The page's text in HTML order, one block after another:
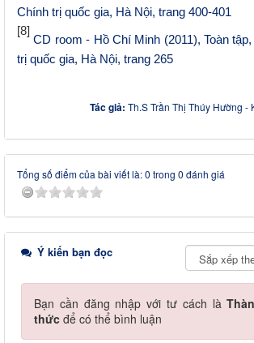
Chính trị quốc gia, Hà Nội, trang 400-401
[8]
CD room - HồChí Minh (2011), Toàn tậ
trị quốc gia, Hà Nội, trang 265
Tác giả: Th.S Trần Thị Thúy Hường
Tổng số điểm của bài viết là: 0 trong 0 đánh giá
Ý kiến bạn đọc
Bạn cần đăng nhập với tư cách là
thức để có thể bình luận